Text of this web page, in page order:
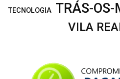
TECNOLOGIA TRÁS-OS-
VILA